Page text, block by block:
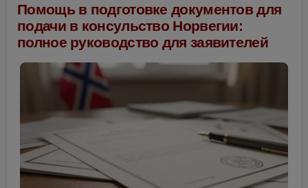
Помощь в подготовке документов для
подачи в консульство Норвегии:
полное руководство для заявителей